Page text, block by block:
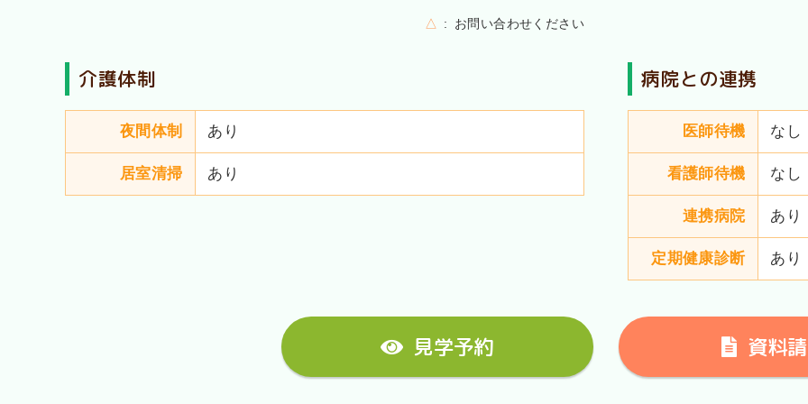
△ お問い合わせください
介護体制
夜間体制 あり
居室清掃 あり
病院との連携
医師待機 なし
看護師待機 なし
連携病院 あり
定期健康診断 あり
見学予約 資料